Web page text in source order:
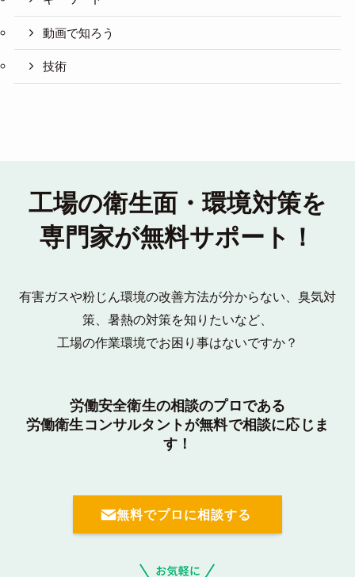
動画で知ろう
技術
工場の衛生面・環境対策を
専門家が無料サポート！
有害ガスや粉じん環境の改善方法が分からない、臭気対
策、暑熱の対策を知りたいなど、
工場の作業環境でお困り事はないですか？
労働安全衛生の相談のプロである
労働衛生コンサルタントが無料で相談に応じま
す！
無料でプロに相談する